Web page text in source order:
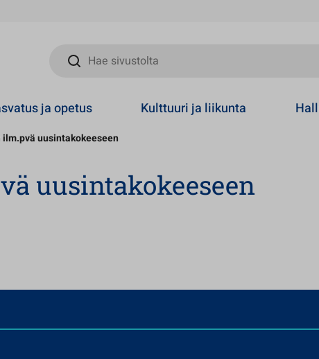
Hae sivustolta
ja opetus Kulttuuri ja liikunta
uusintakokeeseen
uusintakokeeseen